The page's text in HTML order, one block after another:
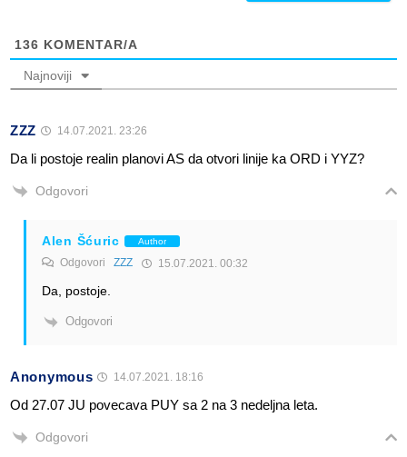
136 KOMENTAR/A
Najnoviji
ZZZ 14.07.2021. 23:26
Da li postoje realin planovi AS da otvori linije ka ORD i YYZ?
Odgovori
Alen Šćuric Author
Odgovori ZZZ 15.07.2021. 00:32
Da, postoje.
Odgovori
Anonymous 14.07.2021. 18:16
Od 27.07 JU povecava PUY sa 2 na 3 nedeljna leta.
Odgovori